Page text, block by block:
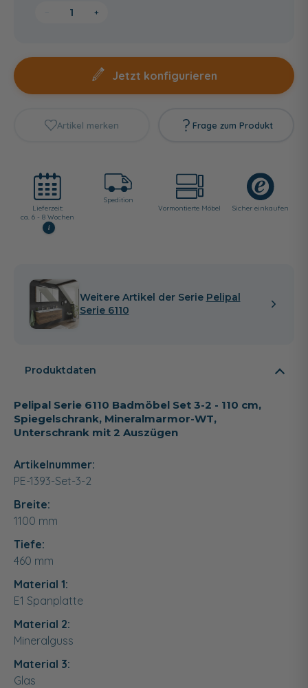
+
Jetzt konfigurieren
Artikel merken Frage zum Produkt
Lieferzeit:
ca. 6 - 8 Wochen
i
Spedition
Vormontierte Möbel
Sicher einkaufen
Weitere Artikel der Serie Pelipal
Serie 6110
Produktdaten
Pelipal Serie 6110 Badmöbel Set 3-2 - 110 cm,
Spiegelschrank, Mineralmarmor-WT,
Unterschrank mit 2 Auszügen
Artikelnummer:
PE-1393-Set-3-2
Breite:
1100 mm
Tiefe:
460 mm
Material 1:
E1 Spanplatte
Material 2:
Mineralguss
Material 3:
Glas